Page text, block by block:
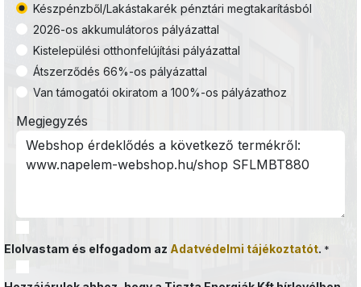
Készpénzből/Lakástakarék pénztári megtakarításból
2026-os akkumulátoros pályázattal
Kistelepülési otthonfelújítási pályázattal
Átszerződés 66%-os pályázattal
Van támogatói okiratom a 100%-os pályázathoz
Megjegyzés
Elolvastam és elfogadom az Adatvédelmi tájékoztatót. *